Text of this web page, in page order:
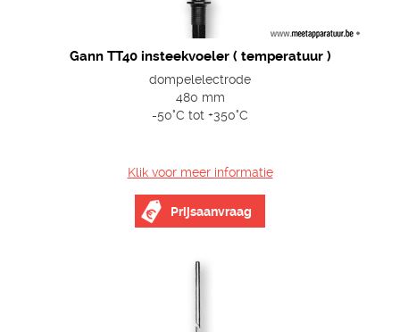
Gann TT40 insteekvoeler ( temperatuur )
dompelelectrode
480 mm
-50°C tot +350°C
Klik voor meer informatie
Prijsaanvraag